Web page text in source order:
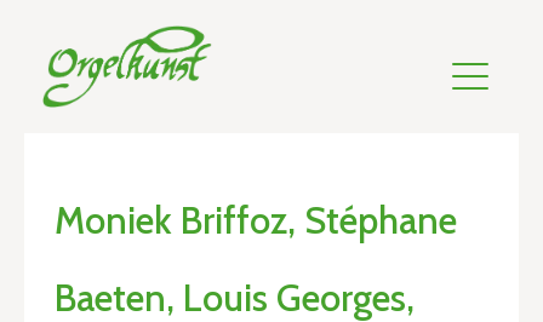
Moniek Briffoz, Stéphane
Baeten, Louis Georges,